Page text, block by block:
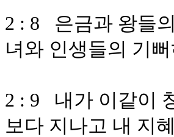
2 : 8 은금과 왕들
녀와 인생들의 기
2 : 9 내가 이같이
보다 지나고 내 지